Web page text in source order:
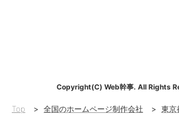
Copyright(C) Web幹事. All Rights
Top > 全国のホームページ制作会社 > 東京